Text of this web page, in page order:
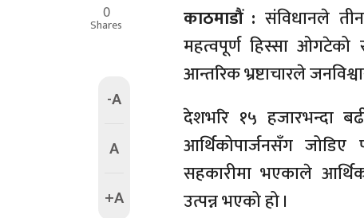
0
Shares
-A
A
+A
काठमाडौं :संविधानले
महत्वपूर्ण हिस्सा ओगटेको
आन्तरिक भ्रष्टाचारले
देशभरि १५ हजारभन्दा
आर्थिकोपार्जनसँग
सहकारीमा भएकाले
उत्पन्न भएको हो ।